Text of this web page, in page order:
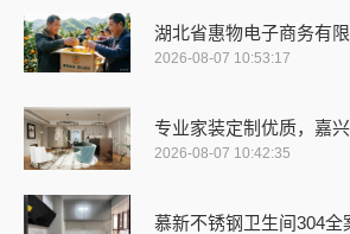
湖北省惠物电子商务有
2026-08-07 10:53:17
专业家装定制优质，嘉
2026-08-07 10:42:35
慕新不锈钢卫生间304全